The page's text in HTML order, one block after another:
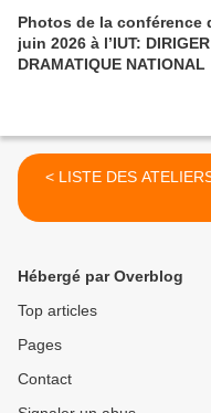
Photos de la conférence
juin 2026 à l’IUT: DIRIGER UN CENTRE
DRAMATIQUE NATIONAL
< LISTE DES
Hébergé par Overblog
Top articles
Pages
Contact